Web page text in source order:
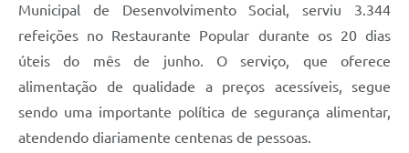
Links
Telefones Úteis
Termos de Uso & Política de Privacidade
Municipal de Desenvolvimento Social, serviu 3.344
refeições no Restaurante Popular durante os 20 dias
úteis do mês de junho. O serviço, que oferece
alimentação de qualidade a preços acessíveis, segue
sendo uma importante política de segurança alimentar,
atendendo diariamente centenas de pessoas.